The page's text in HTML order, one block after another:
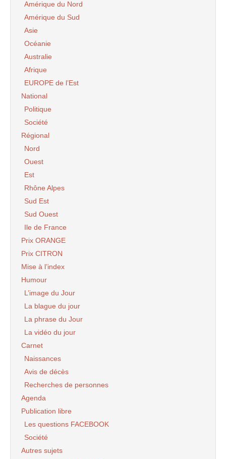
Amérique du Nord
Amérique du Sud
Asie
Océanie
Australie
Afrique
EUROPE de l’Est
National
Politique
Société
Régional
Nord
Ouest
Est
Rhône Alpes
Sud Est
Sud Ouest
Ile de France
Prix ORANGE
Prix CITRON
Mise à l’index
Humour
L’image du Jour
La blague du jour
La phrase du Jour
La vidéo du jour
Carnet
Naissances
Avis de décès
Recherches de personnes
Agenda
Publication libre
Les questions FACEBOOK
Société
Autres sujets